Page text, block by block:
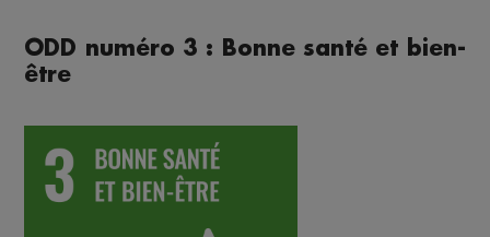
ODD numéro 3 : Bonne santé et bien-
être